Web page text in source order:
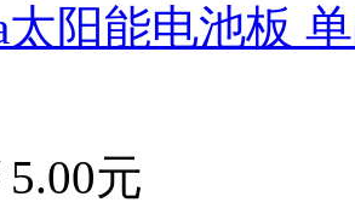
太阳能电池板
5.00元